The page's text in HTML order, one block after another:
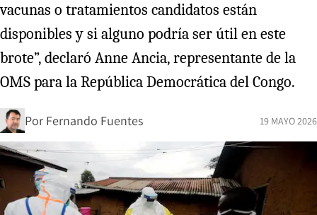
vacunas o tratamientos candidatos están
disponibles y si alguno podría ser útil en este
brote”, declaró Anne Ancia, representante de la
OMS para la República Democrática del Congo.
Por Fernando Fuentes 19 MAYO 2026